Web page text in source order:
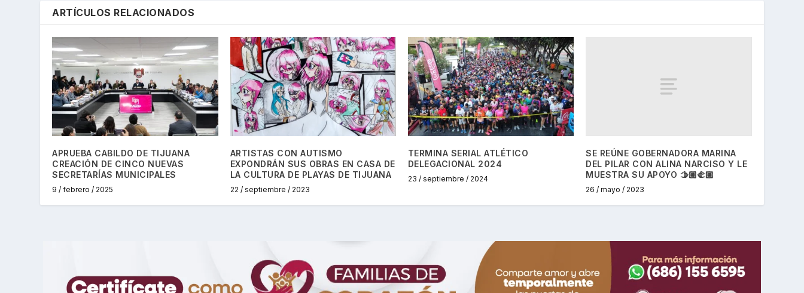
ARTÍCULOS RELACIONADOS
APRUEBA CABILDO DE TIJUANA
CREACIÓN DE CINCO NUEVAS
SECRETARÍAS MUNICIPALES
9 / febrero / 2025
ARTISTAS CON AUTISMO
EXPONDRÁN SUS OBRAS EN CASA DE
LA CULTURA DE PLAYAS DE TIJUANA
22 / septiembre / 2023
TERMINA SERIAL ATLÉTICO
DELEGACIONAL 2024
23 / septiembre / 2024
SE REÚNE GOBERNADORA MARINA
DEL PILAR CON ALINA NARCISO Y LE
MUESTRA SU APOYO 🫱🏼‍🫲🏼
26 / mayo / 2023